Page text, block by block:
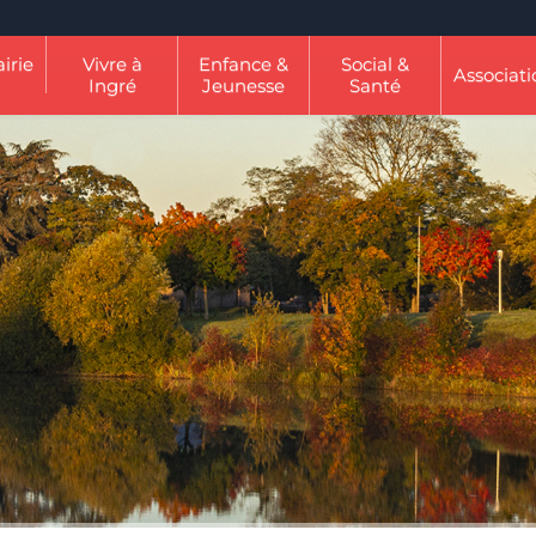
Vivre à
Ingré
Enfance &
Jeunesse
Social &
Santé